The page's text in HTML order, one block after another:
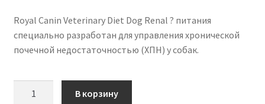
Royal Canin Veterinary Diet Dog Renal ? питания
специально разработан для управления хронической
почечной недостаточностью (ХПН) у собак.
В корзину